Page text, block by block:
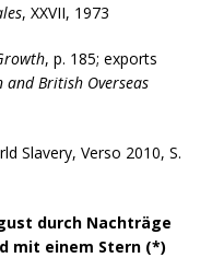
, XXVII, 1973
, p. 185; exports
British Overseas
Slavery, Verso 2010, S.
durch Nachträge
mit einem Stern (*)